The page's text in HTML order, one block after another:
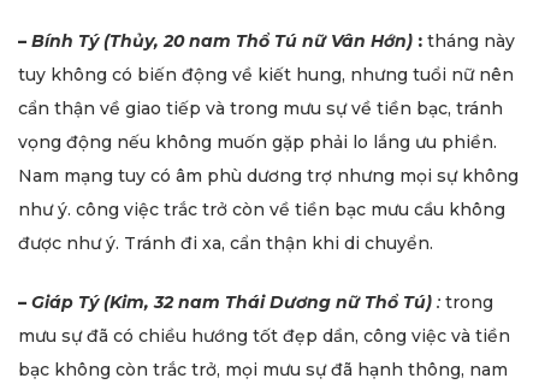
– Bính Tý (Thủy, 20 nam Thổ Tú nữ Vân Hớn) : tháng này
tuy không có biến động về kiết hung, nhưng tuổi nữ nên
cẩn thận về giao tiếp và trong mưu sự về tiền bạc, tránh
vọng động nếu không muốn gặp phải lo lắng ưu phiền.
Nam mạng tuy có âm phù dương trợ nhưng mọi sự không
như ý. công việc trắc trở còn về tiền bạc mưu cầu không
được như ý. Tránh đi xa, cẩn thận khi di chuyển.
– Giáp Tý (Kim, 32 nam Thái Dương nữ Thổ Tú) : trong
mưu sự đã có chiều hướng tốt đẹp dần, công việc và tiền
bạc không còn trắc trở, mọi mưu sự đã hạnh thông, nam